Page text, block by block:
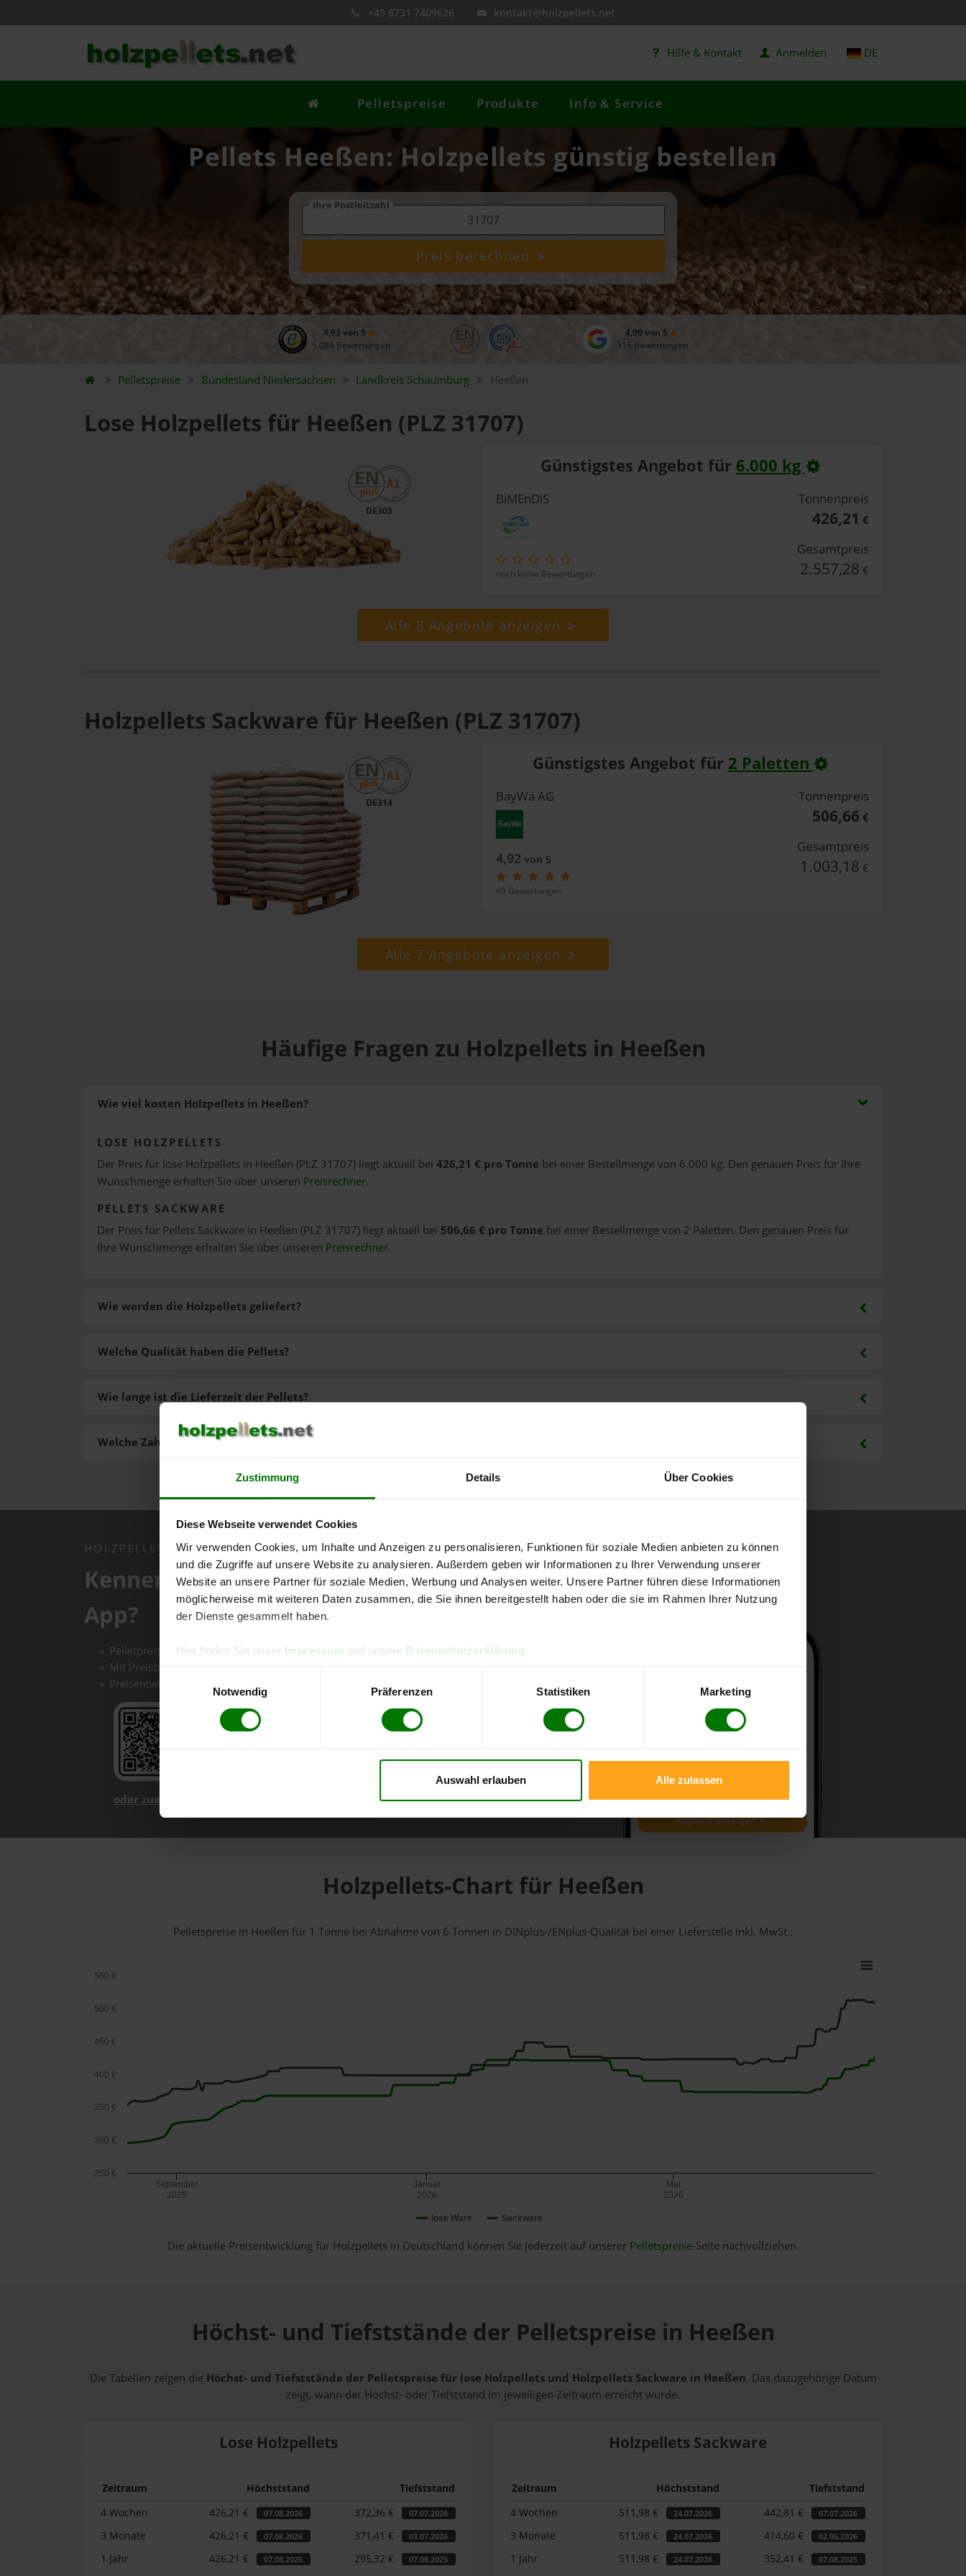
Zustimmung Details Über Cookies
Diese Webseite verwendet Cookies
Wir verwenden Cookies, um Inhalte und Anzeigen zu personalisieren, Funktionen für soziale Medien anbieten zu können
und die Zugriffe auf unsere Website zu analysieren. Außerdem geben wir Informationen zu Ihrer Verwendung unserer
Website an unsere Partner für soziale Medien, Werbung und Analysen weiter. Unsere Partner führen diese Informationen
möglicherweise mit weiteren Daten zusammen, die Sie ihnen bereitgestellt haben oder die sie im Rahmen Ihrer Nutzung
der Dienste gesammelt haben.
Hier finden Sie unser Impressum und unsere Datenschutzerklärung
Notwendig
Präferenzen Statistiken Marketing
Auswahl erlauben Alle zulassen
+49 8731 7409626 kontakt@holzpellets.net
Hilfe & Kontakt Anmelden DE
Pelletspreise Produkte Info & Service
Pellets Heeßen: Holzpellets günstig bestellen
Ihre Postleitzahl
Preis berechnen
4,93 von 5
5.084 Bewertungen
4,90 von 5
315 Bewertungen
Pelletspreise Bundesland Niedersachsen Landkreis Schaumburg Heeßen
Lose Holzpellets für Heeßen (PLZ 31707)
DE305
Günstigstes Angebot für 6.000 kg
BiMEnDiS
noch keine Bewertungen
Tonnenpreis
426,21 €
Gesamtpreis
2.557,28 €
Alle 8 Angebote anzeigen
Holzpellets Sackware für Heeßen (PLZ 31707)
DE314
Günstigstes Angebot für 2 Paletten
BayWa AG
4,92von 5
49 Bewertungen
Tonnenpreis
506,66 €
Gesamtpreis
1.003,18 €
Alle 7 Angebote anzeigen
Häufige Fragen zu Holzpellets in Heeßen
Wie viel kosten Holzpellets in Heeßen?
LOSE HOLZPELLETS
Der Preis für lose Holzpellets in Heeßen (PLZ 31707) liegt aktuell bei 426,21 € pro Tonne bei einer Bestellmenge von 6.000 kg. Den genauen Preis für Ihre
Wunschmenge erhalten Sie über unseren Preisrechner.
PELLETS SACKWARE
Der Preis für Pellets Sackware in Heeßen (PLZ 31707) liegt aktuell bei 506,66 € pro Tonne bei einer Bestellmenge von 2 Paletten. Den genauen Preis für
Ihre Wunschmenge erhalten Sie über unseren Preisrechner.
Wie werden die Holzpellets geliefert?
Welche Zahlungsarten gibt es?
Welche Qualität haben die Pellets?
Wie lange ist die Lieferzeit der Pellets?
HOLZPELLETS.NET APP
Kennen Sie schon unsere kostenlose
App?
Pelletpreise mit einem Klick vergleichen und direkt online bestellen
Mit Preisbenachrichtigungen immer auf dem aktuellen Stand
Preisentwicklungen im Chart einfach nachverfolgen
oder zuerst mehr über unsere App erfahren
Holzpellets-Chart für Heeßen
Pelletspreise in Heeßen für 1 Tonne bei Abnahmevon 6 Tonnen in DINplus-/ENplus-Qualität bei einer Lieferstelle inkl. MwSt.:
lose Ware Sackware
September
2025
Januar
2026
Mai
2026
250 €
300 €
350 €
400 €
450 €
500 €
550 €
Die aktuelle Preisentwicklung für Holzpellets in Deutschland können Sie jederzeit auf unserer Pelletspreise-Seite nachvollziehen.
Höchst- und Tiefststände der Pelletspreise in Heeßen
Die Tabellen zeigen die Höchst- und Tiefststände der Pelletspreise für lose Holzpellets und Holzpellets Sackware in Heeßen. Das dazugehörige Datum
zeigt, wann der Höchst- oder Tiefststand im jeweiligen Zeitraum erreicht wurde.
Lose Holzpellets
Zeitraum Höchststand
Tiefststand
4 Wochen
426,21 € 07.08.2026 372,36 € 07.07.2026
3 Monate 426,21 € 07.08.2026 371,41 € 03.07.2026
1 Jahr 426,21 € 07.08.2026 295,32 € 07.08.2025
Holzpellets Sackware
Zeitraum Höchststand
Tiefststand
4 Wochen
511,98 € 24.07.2026 442,81 € 07.07.2026
3 Monate 511,98 € 24.07.2026 414,60 € 02.06.2026
1 Jahr 511,98 € 24.07.2026 352,41 € 07.08.2025